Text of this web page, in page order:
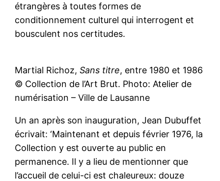
étrangères à toutes formes de
conditionnement culturel qui interrogent et
bousculent nos certitudes.
Martial Richoz,Sans titre, entre 1980 et 1986
© Collection de l’Art Brut. Photo: Atelier de
numérisation – Ville de Lausanne
Un an après son inauguration, Jean Dubuffet
écrivait: ‘Maintenant et depuis février 1976, la
Collection y est ouverte au public en
permanence. Il y a lieu de mentionner que
l’accueil de celui-ci est chaleureux: douze